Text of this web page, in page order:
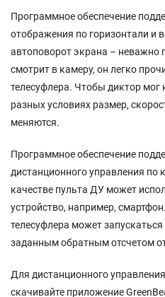
Программное обеспечение
отображения по горизонтали и
автоповорот экрана – неважно
смотрит в камеру, он легко
телесуфлера. Чтобы диктор мог
разных условиях размер,
меняются.
Программное обеспечение
дистанционного управления по
качестве пульта ДУ может
устройство, например,
телесуфлера может
заданным обратным отсчетом
Для дистанционного
скачивайте приложение